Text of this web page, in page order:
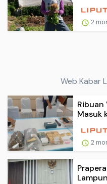
2
Web Kabar
Ribuan
Masuk
2